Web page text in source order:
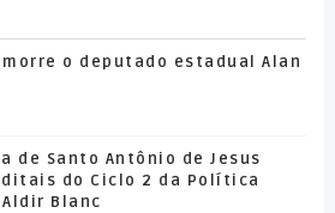
o deputado estadual Alan
de Santo Antônio de Jesus
do Ciclo 2 da Política
Blanc